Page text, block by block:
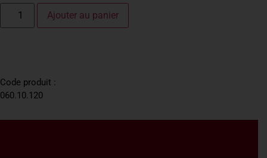
Ajouter au panier
Code produit :
060.10.120